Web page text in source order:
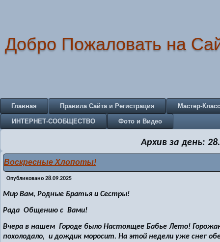
Добро Пожаловать на
Главная Правила Сайта и Регистрация Мастер-
ИНТЕРНЕТ-СООБЩЕСТВО Фото и Видео
Архив за день:
Воскресные Хлопоты!
Опубликовано 28.09.2025
Мир Вам, Родные Братья и Сестры!
Рада Общению с Вами!
Вчера в нашем Городе было Настоящее Бабье Лето!
похолодало, и дождик моросит. На этой недели уже снег